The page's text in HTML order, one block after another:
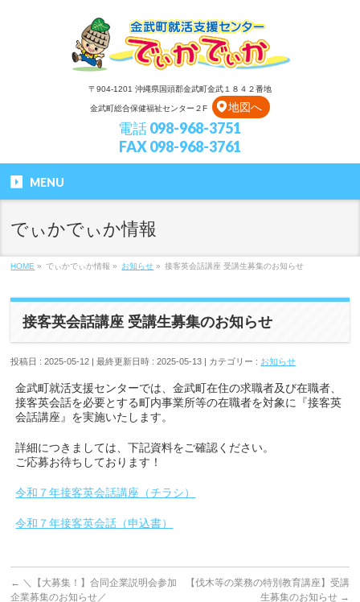
〒904-1201 沖縄県国頭郡金武町金武１８４２番地
金武町総合保健福祉センター２F 地図へ
電話 098-968-3751
FAX 098-968-3761
MENU
でぃかでぃか情報
HOME » でぃかでぃか情報 » お知らせ » 接客英会話講座 受講生募集のお知らせ
接客英会話講座 受講生募集のお知らせ
投稿日 : 2025-05-12 最終更新日時 : 2025-05-13 カテゴリー : お知らせ
金武町就活支援センターでは、金武町在住の求職者及び在職者、
接客英会話を必要とする町内事業所等の在職者を対象に『接客英
会話講座』を実施いたします。
詳細につきましては、下記資料をご確認ください。
ご応募お待ちしております！
令和７年接客英会話講座（チラシ）
令和７年接客英会話（申込書）
← ＼【大募集！】合同企業説明会参加
企業募集のお知らせ／
【伐木等の業務の特別教育講座】受講
生募集のお知らせ →